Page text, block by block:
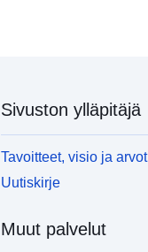
Sivuston ylläpitäjä
Tavoitteet, visio ja arvot
Uutiskirje
Muut palvelut